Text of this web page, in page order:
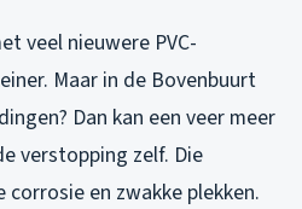
veel nieuwere PVC-
Maar in de Bovenbuurt
Dan kan een veer meer
verstopping zelf. Die
en zwakke plekken.